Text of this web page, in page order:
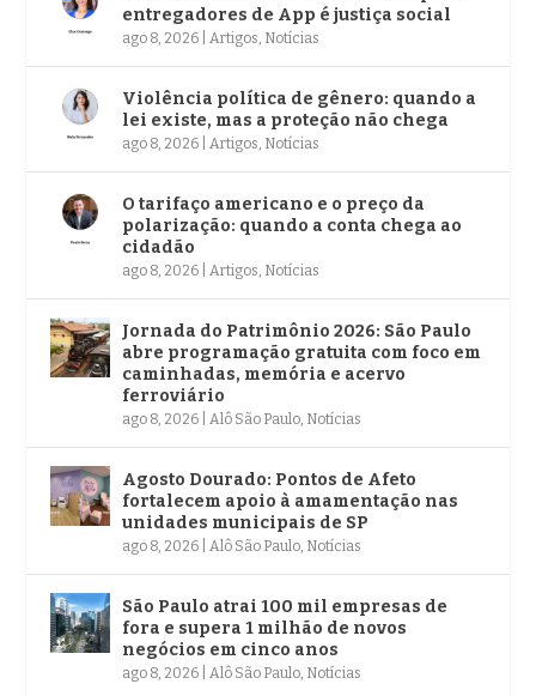
entregadores de App é justiça social
ago 8, 2026 |Artigos, Notícias
Violência política de gênero: quando a
lei existe, mas a proteção não chega
ago 8, 2026 |Artigos, Notícias
O tarifaço americano e o preço da
polarização: quando a conta chega ao
cidadão
ago 8, 2026 |Artigos, Notícias
Jornada do Patrimônio 2026: São Paulo
abre programação gratuita com foco em
caminhadas, memória e acervo
ferroviário
ago 8, 2026 |Alô São Paulo, Notícias
Agosto Dourado: Pontos de Afeto
fortalecem apoio à amamentação nas
unidades municipais de SP
ago 8, 2026 |Alô São Paulo, Notícias
São Paulo atrai 100 mil empresas de
fora e supera 1 milhão de novos
negócios em cinco anos
ago 8, 2026 |Alô São Paulo, Notícias